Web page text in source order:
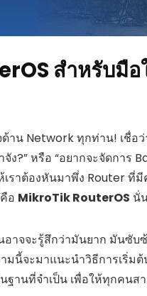
สำหรับมือ
าน Network ทุกท่าน! เชื่
?” หรือ “อยากจะจัดการ
ราต้องหันมาพึ่ง Router ที่
อ MikroTik RouterOS นั่
าจจะรู้สึกว่ามันยาก มันซับ
นี้จะมาแนะนำวิธีการเริ่ม
านที่จำเป็น เพื่อให้ทุกคนส